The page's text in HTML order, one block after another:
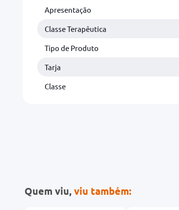
Apresentação
Classe Terapêutica
Tipo de Produto
Tarja
Classe
Quem viu,viu também: